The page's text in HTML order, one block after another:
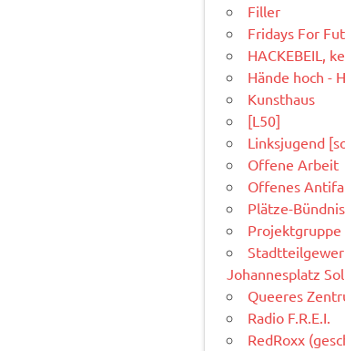
Filler
Fridays For
HACKEBEIL,
Hände hoch -
Kunsthaus
[L50]
Linksjugend
Offene Arbeit
Offenes
Plätze-
Johannesplatz
Queeres
Radio F.R.E.I.
RedRoxx